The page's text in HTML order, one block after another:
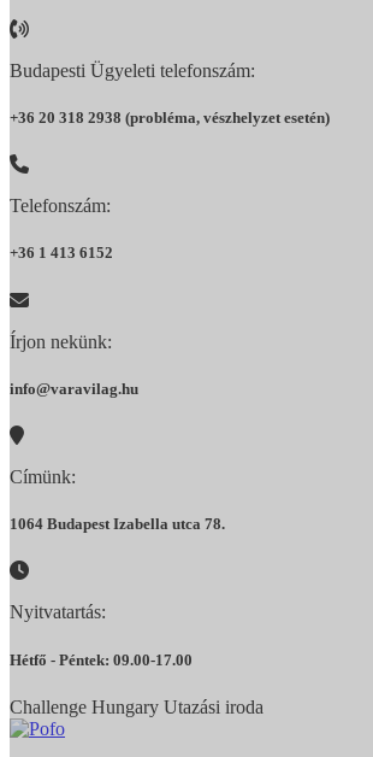
Budapesti Ügyeleti telefonszám:
+36 20 318 2938 (probléma, vészhelyzet esetén)
Telefonszám:
+36 1 413 6152
Írjon nekünk:
info@varavilag.hu
Címünk:
1064 Budapest Izabella utca 78.
Nyitvatartás:
Hétfő - Péntek: 09.00-17.00
Challenge Hungary Utazási iroda